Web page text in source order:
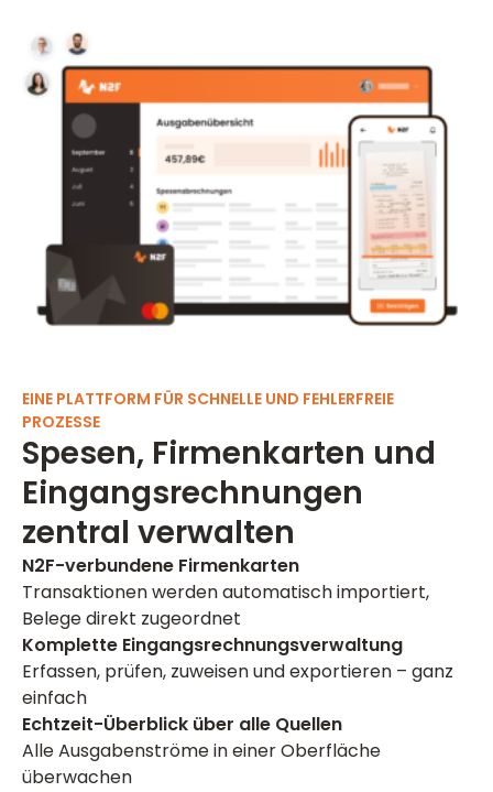
EINE PLATTFORM FÜR SCHNELLE UND FEHLERFREIE
PROZESSE
Spesen, Firmenkarten und
Eingangsrechnungen
zentral verwalten
N2F-verbundene Firmenkarten
Transaktionen werden automatisch importiert,
Belege direkt zugeordnet
Komplette Eingangsrechnungsverwaltung
Erfassen, prüfen, zuweisen und exportieren – ganz
einfach
Echtzeit-Überblick über alle Quellen
Alle Ausgabenströme in einer Oberfläche
überwachen